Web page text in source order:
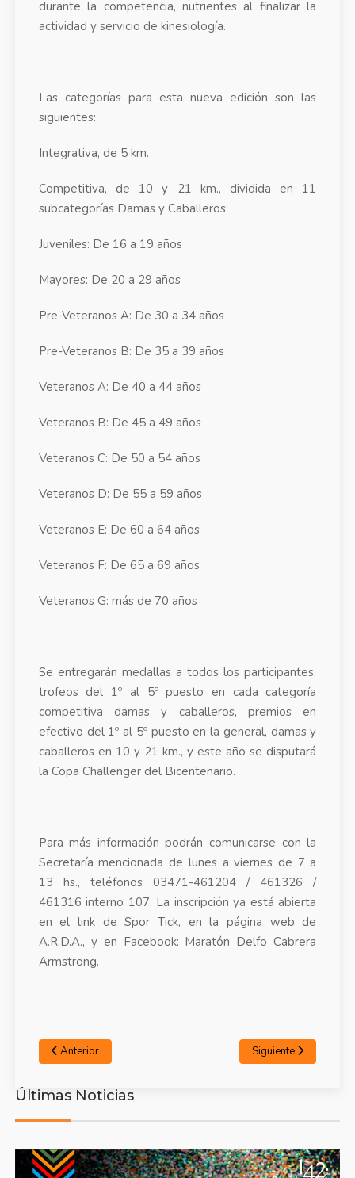
durante la competencia, nutrientes al finalizar la
actividad y servicio de kinesiología.
Las categorías para esta nueva edición son las
siguientes:
Integrativa, de 5 km.
Competitiva, de 10 y 21 km., dividida en 11
subcategorías Damas y Caballeros:
Juveniles: De 16 a 19 años
Mayores: De 20 a 29 años
Pre-Veteranos A: De 30 a 34 años
Pre-Veteranos B: De 35 a 39 años
Veteranos A: De 40 a 44 años
Veteranos B: De 45 a 49 años
Veteranos C: De 50 a 54 años
Veteranos D: De 55 a 59 años
Veteranos E: De 60 a 64 años
Veteranos F: De 65 a 69 años
Veteranos G: más de 70 años
Se entregarán medallas a todos los participantes,
trofeos del 1º al 5º puesto en cada categoría
competitiva damas y caballeros, premios en
efectivo del 1º al 5º puesto en la general, damas y
caballeros en 10 y 21 km., y este año se disputará
la Copa Challenger del Bicentenario.
Para más información podrán comunicarse con la
Secretaría mencionada de lunes a viernes de 7 a
13 hs., teléfonos 03471-461204 / 461326 /
461316 interno 107. La inscripción ya está abierta
en el link de Spor Tick, en la página web de
A.R.D.A., y en Facebook: Maratón Delfo Cabrera
Armstrong.
Anterior Siguiente
Últimas Noticias